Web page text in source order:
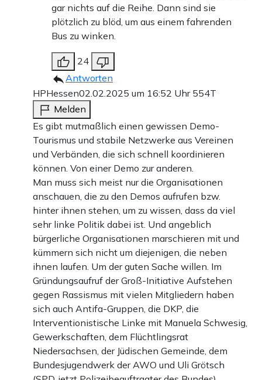
Demos teilzunehmen, oder, ohne jegliche kritische
Betrachtung, positiv über sie berichten, sollten überlegen,
Extremisten agiert.
Zu den Kommentaren (89)
Einmalig Monatlich
Apollo News unterstützen
Zahlungsoptionen: Pay
Pay
10 €
15 € 25 € 50 € 100 €
Weiter zum Zahlen
Bank-Überweisung
gar nichts auf die Reihe. Dann sind sie
plötzlich zu blöd, um aus einem fahrenden
Bus zu winken.
24
Antworten
HPHessen02.02.2025 um 16:52 Uhr 554T
Melden
Es gibt mutmaßlich einen gewissen Demo-
Tourismus und stabile Netzwerke aus Vereinen
und Verbänden, die sich schnell koordinieren
können. Von einer Demo zur anderen.
Man muss sich meist nur die Organisationen
anschauen, die zu den Demos aufrufen bzw.
hinter ihnen stehen, um zu wissen, dass da viel
sehr linke Politik dabei ist. Und angeblich
bürgerliche Organisationen marschieren mit und
kümmern sich nicht um diejenigen, die neben
ihnen laufen. Um der guten Sache willen. Im
Gründungsaufruf der Groß-Initiative Aufstehen
gegen Rassismus mit vielen Mitgliedern haben
sich auch Antifa-Gruppen, die DKP, die
Interventionistische Linke mit Manuela Schwesig,
Gewerkschaften, dem Flüchtlingsrat
Niedersachsen, der Jüdischen Gemeinde, dem
Bundesjugendwerk der AWO und Uli Grötsch